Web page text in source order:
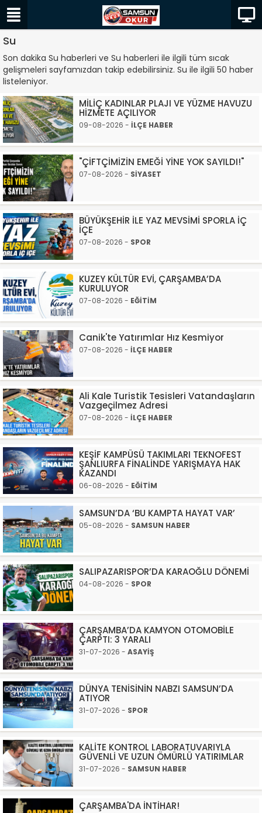
Su
Son dakika Su haberleri ve Su haberleri ile ilgili tüm sıcak
gelişmeleri sayfamızdan takip edebilirsiniz. Su ile ilgili 50 haber
listeleniyor.
MİLİÇ KADINLAR PLAJI VE YÜZME HAVUZU
HİZMETE AÇILIYOR
09-08-2026 - İLÇE HABER
"ÇİFTÇİMİZİN EMEĞİ YİNE YOK SAYILDI!"
07-08-2026 - SİYASET
BÜYÜKŞEHİR İLE YAZ MEVSİMİ SPORLA İÇ
İÇE
07-08-2026 - SPOR
KUZEY KÜLTÜR EVİ, ÇARŞAMBA’DA
KURULUYOR
07-08-2026 - EĞİTİM
Canik'te Yatırımlar Hız Kesmiyor
07-08-2026 - İLÇE HABER
Ali Kale Turistik Tesisleri Vatandaşların
Vazgeçilmez Adresi
07-08-2026 - İLÇE HABER
KEŞİF KAMPÜSÜ TAKIMLARI TEKNOFEST
ŞANLIURFA FİNALİNDE YARIŞMAYA HAK
KAZANDI
06-08-2026 - EĞİTİM
SAMSUN’DA ‘BU KAMPTA HAYAT VAR’
05-08-2026 - SAMSUN HABER
SALIPAZARISPOR’DA KARAOĞLU DÖNEMİ
04-08-2026 - SPOR
ÇARŞAMBA’DA KAMYON OTOMOBİLE
ÇARPTI: 3 YARALI
31-07-2026 - ASAYİŞ
DÜNYA TENİSİNİN NABZI SAMSUN’DA
ATIYOR
31-07-2026 - SPOR
KALİTE KONTROL LABORATUVARIYLA
GÜVENLİ VE UZUN ÖMÜRLÜ YATIRIMLAR
31-07-2026 - SAMSUN HABER
ÇARŞAMBA'DA İNTİHAR!